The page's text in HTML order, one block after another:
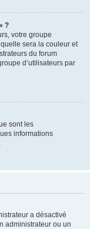
?
votre groupe
sera la couleur et
du forum
d’utilisateurs par
sont les
informations
a désactivé
administrateur ou un